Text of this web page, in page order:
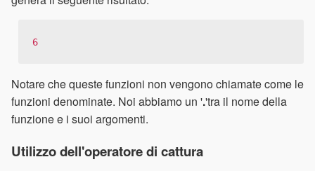
6
Notare che queste funzioni non vengono chiamate come le
funzioni denominate. Noi abbiamo un '.'tra il nome della
funzione e i suoi argomenti.
Utilizzo dell'operatore di cattura